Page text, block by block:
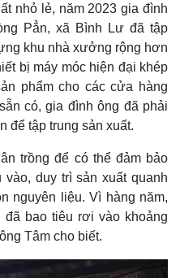
nhỏ lẻ, năm 2023 gia đình
Pẳn, xã Bình Lư đã tập
khu nhà xưởng rộng hơn
bị máy móc hiện đại khép
phẩm cho các cửa hàng
có, gia đình ông đã phải
để tập trung sản xuất.
trồng để có thể đảm bảo
duy trì sản xuất quanh
nguyên liệu. Vì hàng năm,
bao tiêu rơi vào khoảng
Tâm cho biết.